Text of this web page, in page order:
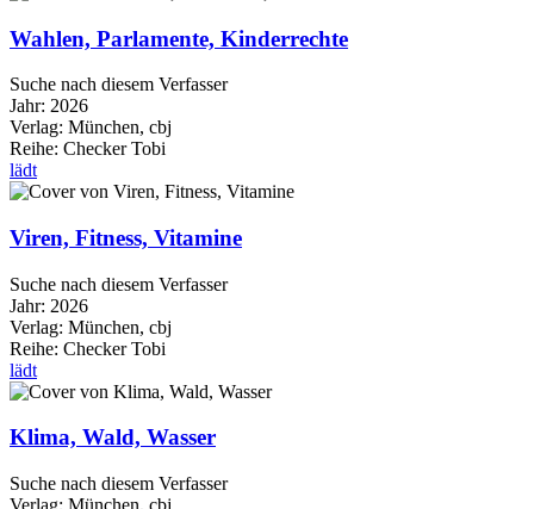
Wahlen, Parlamente, Kinderrechte
Suche nach diesem Verfasser
Jahr: 2026
Verlag: München, cbj
Reihe: Checker Tobi
lädt
Viren, Fitness, Vitamine
Suche nach diesem Verfasser
Jahr: 2026
Verlag: München, cbj
Reihe: Checker Tobi
lädt
Klima, Wald, Wasser
Suche nach diesem Verfasser